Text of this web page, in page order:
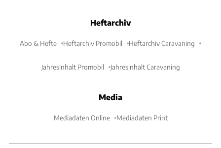
Heftarchiv
Abo & Hefte Heftarchiv Promobil Heftarchiv Caravaning
Jahresinhalt Promobil Jahresinhalt Caravaning
Media
Mediadaten Online Mediadaten Print